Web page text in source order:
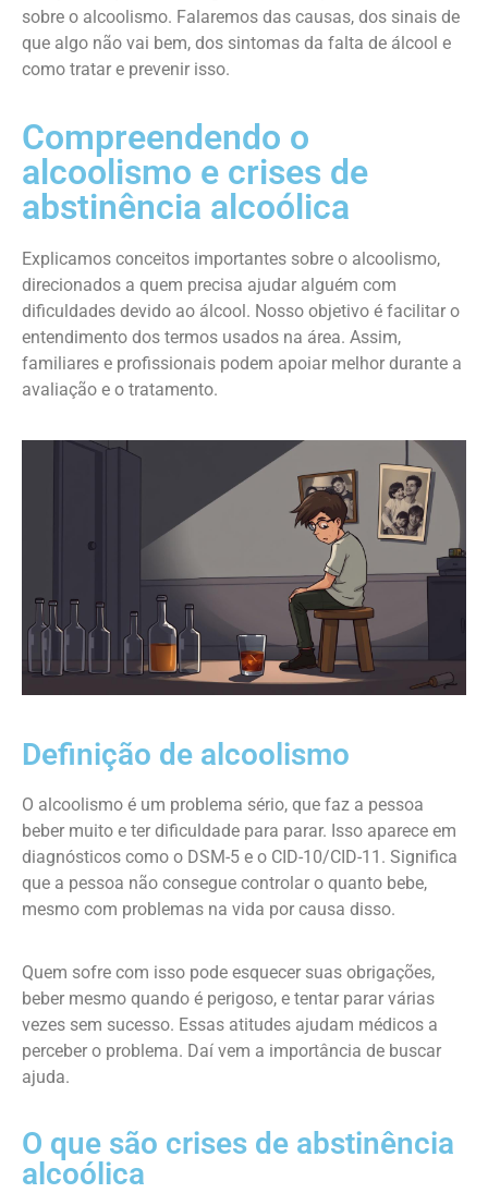
sobre o alcoolismo. Falaremos das causas, dos sinais de
que algo não vai bem, dos sintomas da falta de álcool e
como tratar e prevenir isso.
Compreendendo o
alcoolismo e crises de
abstinência alcoólica
Explicamos conceitos importantes sobre o alcoolismo,
direcionados a quem precisa ajudar alguém com
dificuldades devido ao álcool. Nosso objetivo é facilitar o
entendimento dos termos usados na área. Assim,
familiares e profissionais podem apoiar melhor durante a
avaliação e o tratamento.
Definição de alcoolismo
O alcoolismo é um problema sério, que faz a pessoa
beber muito e ter dificuldade para parar. Isso aparece em
diagnósticos como o DSM-5 e o CID-10/CID-11. Significa
que a pessoa não consegue controlar o quanto bebe,
mesmo com problemas na vida por causa disso.
Quem sofre com isso pode esquecer suas obrigações,
beber mesmo quando é perigoso, e tentar parar várias
vezes sem sucesso. Essas atitudes ajudam médicos a
perceber o problema. Daí vem a importância de buscar
ajuda.
O que são crises de abstinência
alcoólica